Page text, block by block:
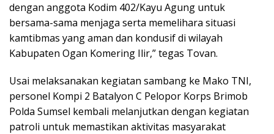
dengan anggota Kodim 402/Kayu Agung untuk
bersama-sama menjaga serta memelihara situasi
kamtibmas yang aman dan kondusif di wilayah
Kabupaten Ogan Komering Ilir,” tegas Tovan.
Usai melaksanakan kegiatan sambang ke Mako TNI,
personel Kompi 2 Batalyon C Pelopor Korps Brimob
Polda Sumsel kembali melanjutkan dengan kegiatan
patroli untuk memastikan aktivitas masyarakat